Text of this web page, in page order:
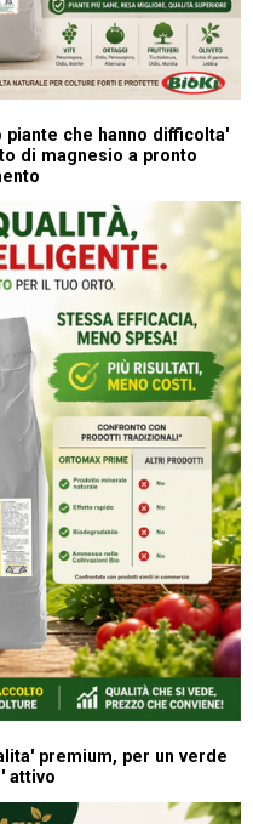
che hanno difficolta'
di magnesio a pronto
premium, per un verde
attivo